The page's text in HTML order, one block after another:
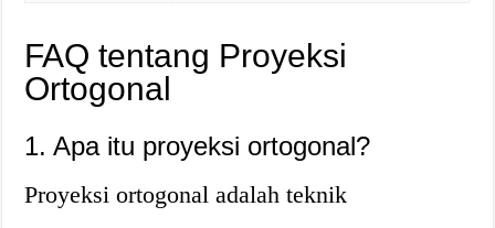
FAQ tentang Proyeksi
Ortogonal
1. Apa itu proyeksi ortogonal?
Proyeksi ortogonal adalah teknik